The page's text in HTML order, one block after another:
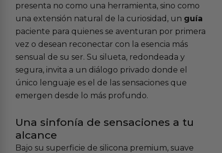
presenta no como una herramienta, sino como
una extensión natural de la curiosidad, un guía
paciente para quienes se aventuran por primera
vez o desean reconectar con la esencia más
sensual de su ser. Su silueta, redondeada y
segura, invita a un diálogo privado donde el
único lenguaje es el de las sensaciones que
emergen desde lo más profundo.
Una sinfonía de sensaciones a tu
alcance
Bajo su superficie de silicona premium, suave